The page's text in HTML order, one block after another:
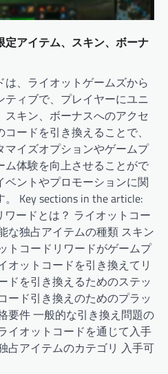
定アイテム、スキン、ボーナ
、ライオットゲームズから
ィブで、プレイヤーにユニ
キン、ボーナスへのアクセ
ードを引き換えることで、
イズオプションやゲームプ
ム体験を向上させることがで
ントやプロモーションに関
Key sections in the article:
ワードとは？ ライオットコー
な独占アイテムの種類 スキン
トコードリワードがゲームプ
オットコードを引き換えてリ
ドを引き換えるためのステッ
ード引き換えのためのプラッ
要件 一般的な引き換え問題の
イオットコードを通じて入手
占アイテムのカテゴリ 入手可